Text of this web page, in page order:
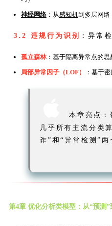
神经网络 ：从感知机到多层网络
3.2 违规行为识别 ：异常
孤立森林：基于隔离异常点的
局部异常因子（LOF） ：基于
本章亮点
几乎所有主流分类
诈”和“异常检测”两
第4章 优化分析类模型：从“预测”